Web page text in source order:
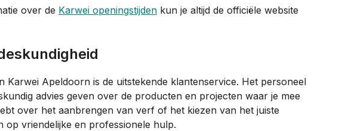
over de Karwei openingstijden kun je altijd de officiële website
Karwei Apeldoorn is de uitstekende klantenservice. Het personeel
advies geven over de producten en projecten waar je mee
over het aanbrengen van verf of het kiezen van het juiste
op vriendelijke en professionele hulp.